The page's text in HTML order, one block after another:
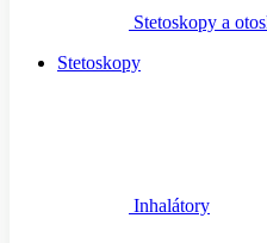
Stetoskopy a
Stetoskopy
Inhalátory